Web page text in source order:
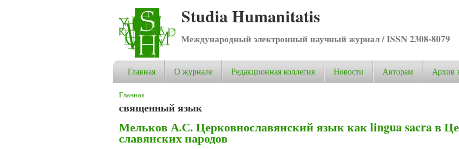
Studia Humanitatis
Международный электронный научный журнал / ISSN 2308-8079
Главная О журнале Редакционная коллегия Новости Авторам Архив
Вы здесь
Главная
священный язык
Мельков А.С. Церковнославянский язык как lingua sacra в
славянских народов